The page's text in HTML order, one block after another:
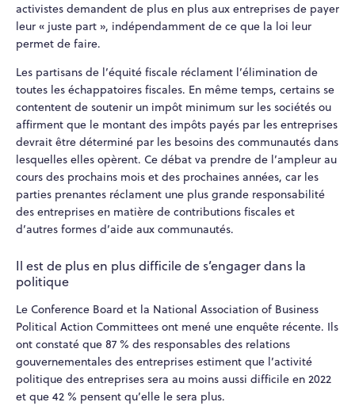
activistes demandent de plus en plus aux entreprises de payer
leur « juste part », indépendamment de ce que la loi leur
permet de faire.
Les partisans de l’équité fiscale réclament l’élimination de
toutes les échappatoires fiscales. En même temps, certains se
contentent de soutenir un impôt minimum sur les sociétés ou
affirment que le montant des impôts payés par les entreprises
devrait être déterminé par les besoins des communautés dans
lesquelles elles opèrent. Ce débat va prendre de l’ampleur au
cours des prochains mois et des prochaines années, car les
parties prenantes réclament une plus grande responsabilité
des entreprises en matière de contributions fiscales et
d’autres formes d’aide aux communautés.
Il est de plus en plus difficile de s’engager dans la
politique
Le Conference Board et la National Association of Business
Political Action Committees ont mené une enquête récente. Ils
ont constaté que 87 % des responsables des relations
gouvernementales des entreprises estiment que l’activité
politique des entreprises sera au moins aussi difficile en 2022
et que 42 % pensent qu’elle le sera plus.